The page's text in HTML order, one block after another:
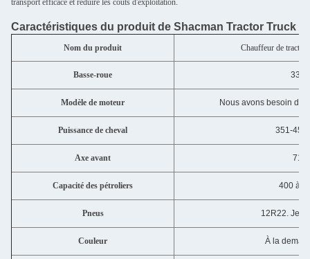
transport efficace et réduire les coûts d'exploitation.
Caractéristiques du produit de Shacman Tractor Truck
Nom du produit Chauffeur de
Basse-roue
Modèle de moteur Nous avons besoin
Puissance de cheval 351-450
Axe avant
Capacité des pétroliers 400 à
Pneus 12R22. Je
Couleur À la